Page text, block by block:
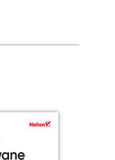
00:04:03